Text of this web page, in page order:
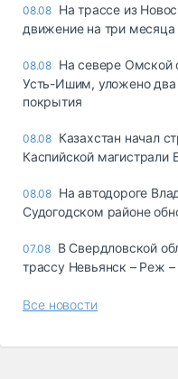
08.08 На трассе из
движение на три месяца
08.08 На севере Омской
Усть-Ишим, уложено два
покрытия
08.08 Казахстан начал
Каспийской магистрали
08.08 На автодороге
Судогодском районе
07.08 В Свердловской
трассу Невьянск – Реж
Все новости